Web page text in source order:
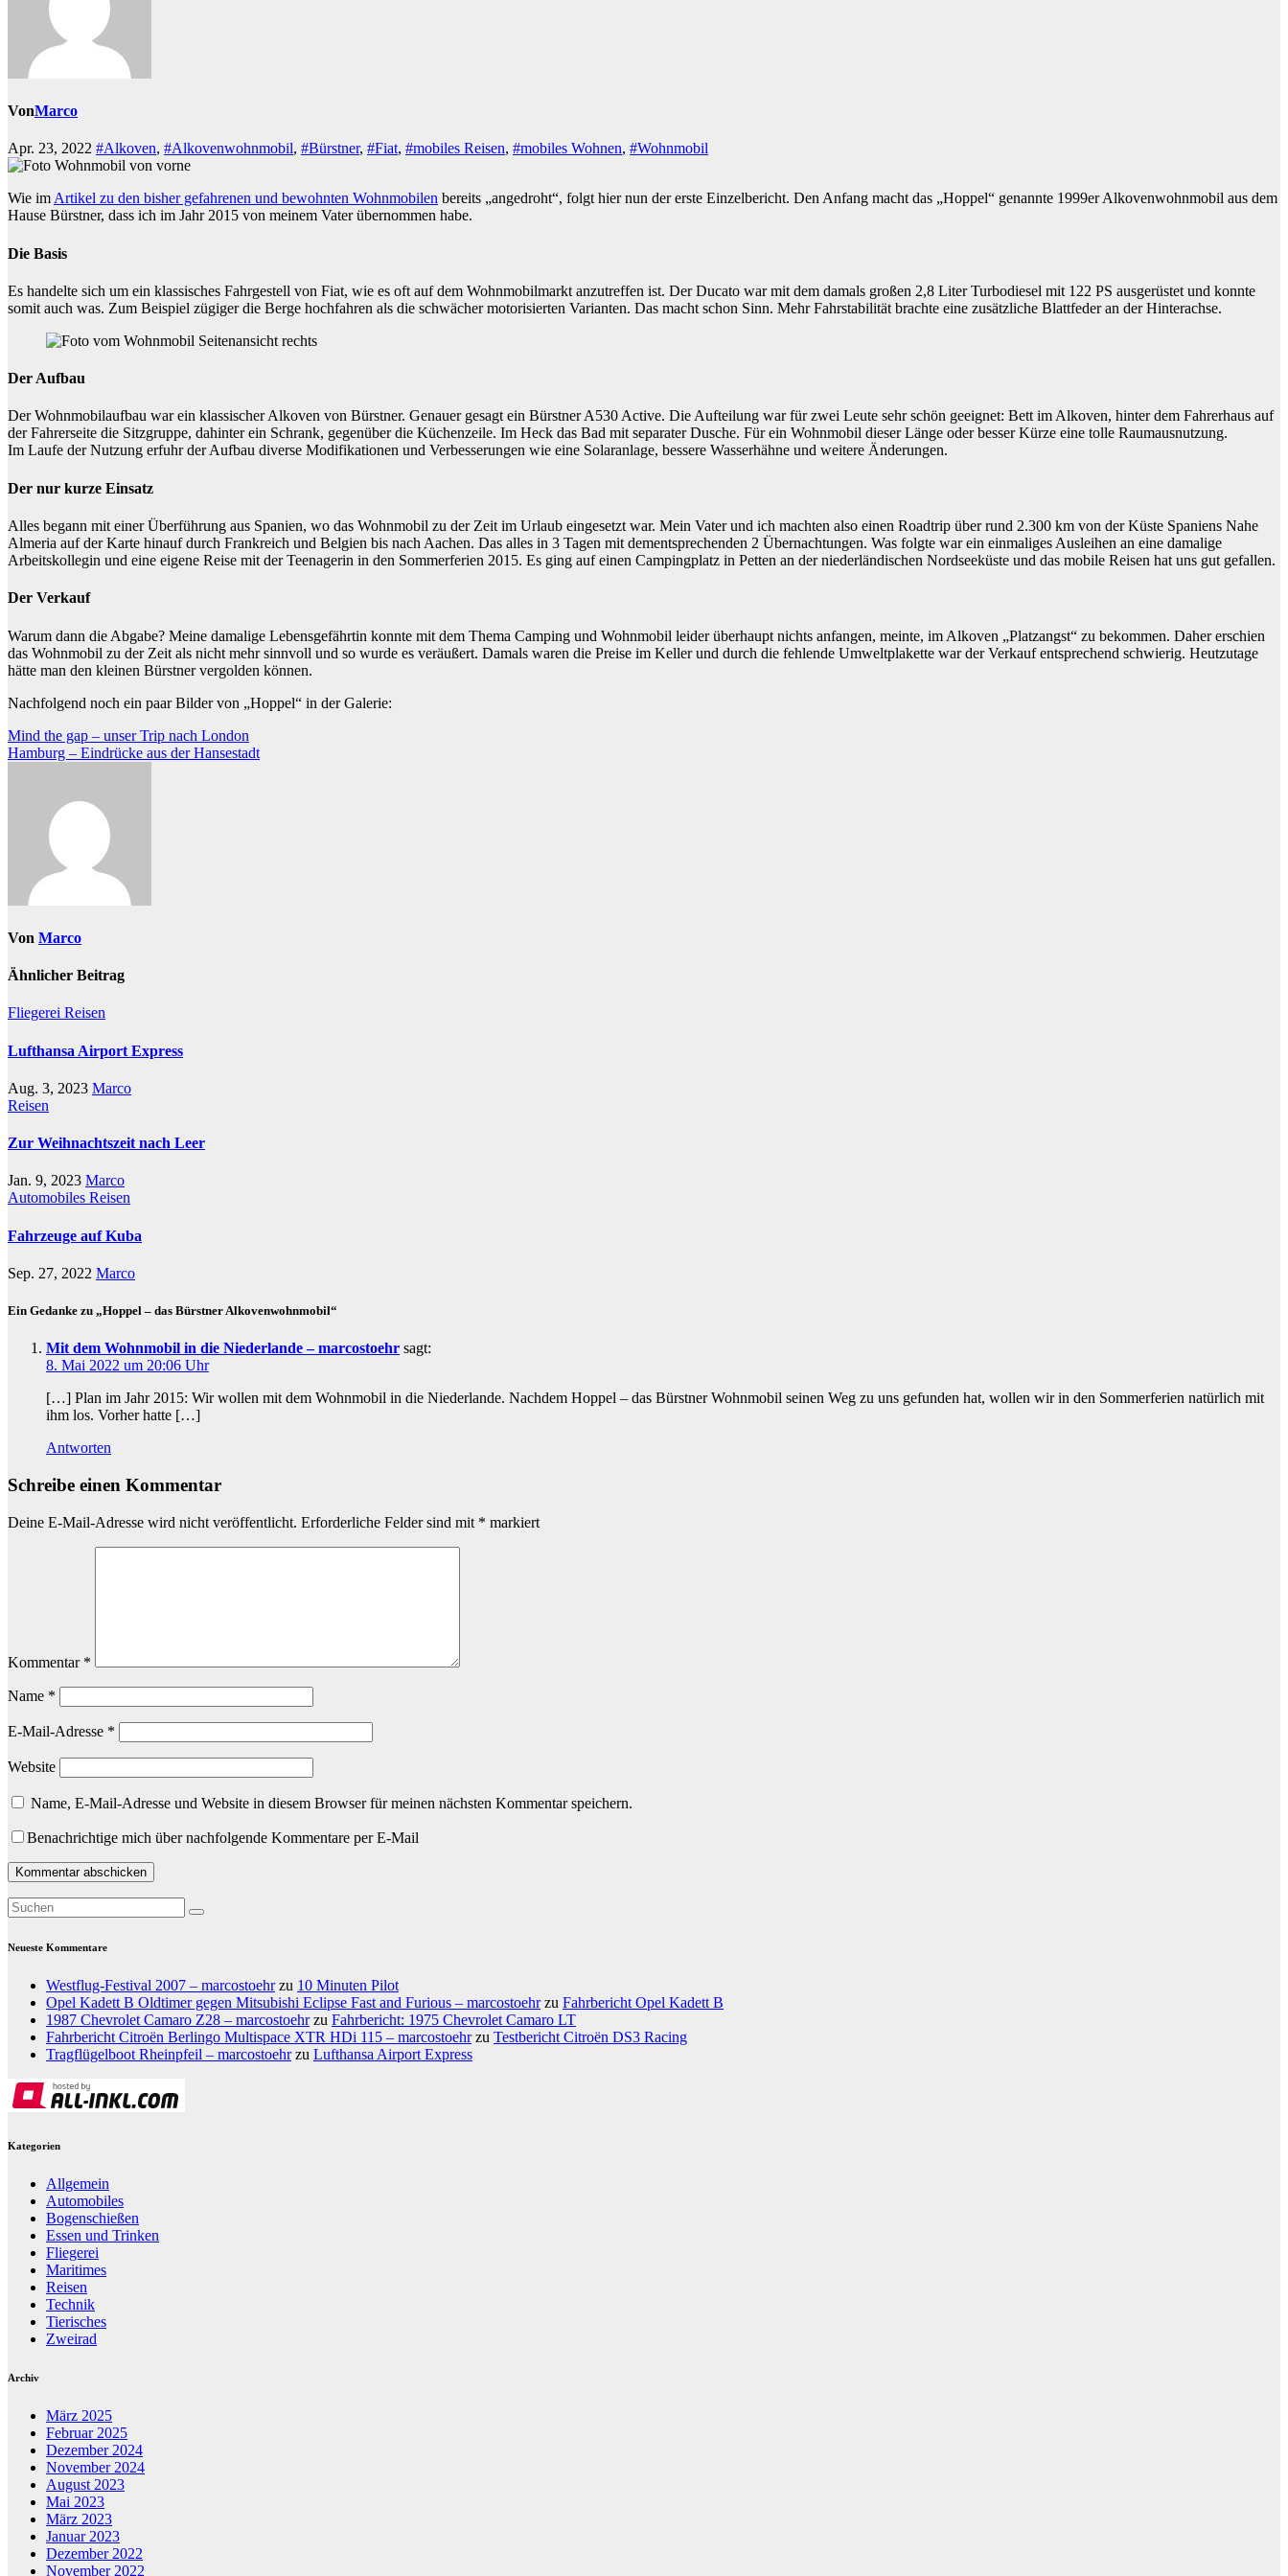
VonMarco
Apr. 23, 2022 #Alkoven, #Alkovenwohnmobil, #Bürstner, #Fiat, #mobiles Reisen, #mobiles Wohnen, #Wohnmobil
Wie imArtikel zu den bisher gefahrenen und bewohnten Wohnmobilen bereits „angedroht“, folgt hier nun der erste Einzelbericht. Den Anfang macht das „Hoppel“ genannte 1999er Alkovenwohnmobil aus dem
Hause Bürstner, dass ich im Jahr 2015 von meinem Vater übernommen habe.
Die Basis
Es handelte sich um ein klassisches Fahrgestell von Fiat, wie es oft auf dem Wohnmobilmarkt anzutreffen ist. Der Ducato war mit dem damals großen 2,8 Liter Turbodiesel mit 122 PS ausgerüstet und konnte
somit auch was. Zum Beispiel zügiger die Berge hochfahren als die schwächer motorisierten Varianten. Das macht schon Sinn. Mehr Fahrstabilität brachte eine zusätzliche Blattfeder an der Hinterachse.
Der Aufbau
Der Wohnmobilaufbau war ein klassischer Alkoven von Bürstner. Genauer gesagt ein Bürstner A530 Active. Die Aufteilung war für zwei Leute sehr schön geeignet: Bett im Alkoven, hinter dem Fahrerhaus auf
der Fahrerseite die Sitzgruppe, dahinter ein Schrank, gegenüber die Küchenzeile. Im Heck das Bad mit separater Dusche. Für ein Wohnmobil dieser Länge oder besser Kürze eine tolle Raumausnutzung.
Im Laufe der Nutzung erfuhr der Aufbau diverse Modifikationen und Verbesserungen wie eine Solaranlage, bessere Wasserhähne und weitere Änderungen.
Der nur kurze Einsatz
Alles begann mit einer Überführung aus Spanien, wo das Wohnmobil zu der Zeit im Urlaub eingesetzt war. Mein Vater und ich machten also einen Roadtrip über rund 2.300 km von der Küste Spaniens Nahe
Almeria auf der Karte hinauf durch Frankreich und Belgien bis nach Aachen. Das alles in 3 Tagen mit dementsprechenden 2 Übernachtungen. Was folgte war ein einmaliges Ausleihen an eine damalige
Arbeitskollegin und eine eigene Reise mit der Teenagerin in den Sommerferien 2015. Es ging auf einen Campingplatz in Petten an der niederländischen Nordseeküste und das mobile Reisen hat uns gut gefallen.
Der Verkauf
Warum dann die Abgabe? Meine damalige Lebensgefährtin konnte mit dem Thema Camping und Wohnmobil leider überhaupt nichts anfangen, meinte, im Alkoven „Platzangst“ zu bekommen. Daher erschien
das Wohnmobil zu der Zeit als nicht mehr sinnvoll und so wurde es veräußert. Damals waren die Preise im Keller und durch die fehlende Umweltplakette war der Verkauf entsprechend schwierig. Heutzutage
hätte man den kleinen Bürstner vergolden können.
Nachfolgend noch ein paar Bilder von „Hoppel“ in der Galerie:
Beitragsnavigation
Mind the gap – unser Trip nach London
Hamburg – Eindrücke aus der Hansestadt
Von Marco
Ähnlicher Beitrag
Fliegerei Reisen
Lufthansa Airport Express
Aug. 3, 2023 Marco
Reisen
Zur Weihnachtszeit nach Leer
Jan. 9, 2023 Marco
Automobiles Reisen
Fahrzeuge auf Kuba
Sep. 27, 2022 Marco
Ein Gedanke zu „Hoppel – das Bürstner Alkovenwohnmobil“
Mit dem Wohnmobil in die Niederlande – marcostoehr sagt:
8. Mai 2022 um 20:06 Uhr
[…] Plan im Jahr 2015: Wir wollen mit dem Wohnmobil in die Niederlande. Nachdem Hoppel – das Bürstner Wohnmobil seinen Weg zu uns gefunden hat, wollen wir in den Sommerferien natürlich mit
ihm los. Vorher hatte […]
Antworten
Schreibe einen Kommentar
Deine E-Mail-Adresse wird nicht veröffentlicht. Erforderliche Felder sind mit * markiert
Kommentar *
Name *
E-Mail-Adresse *
Website
Name, E-Mail-Adresse und Website in diesem Browser für meinen nächsten Kommentar speichern.
Benachrichtige mich über nachfolgende Kommentare per E-Mail
Neueste Kommentare
Westflug-Festival 2007 – marcostoehrzu 10 Minuten Pilot
Opel Kadett B Oldtimer gegen Mitsubishi Eclipse Fast and Furious – marcostoehrzu Fahrbericht Opel Kadett B
1987 Chevrolet Camaro Z28 – marcostoehrzu Fahrbericht: 1975 Chevrolet Camaro LT
Fahrbericht Citroën Berlingo Multispace XTR HDi 115 – marcostoehrzu Testbericht Citroën DS3 Racing
Tragflügelboot Rheinpfeil – marcostoehrzu Lufthansa Airport Express
Kategorien
Allgemein
Automobiles
Bogenschießen
Essen und Trinken
Fliegerei
Maritimes
Reisen
Technik
Tierisches
Zweirad
Archiv
März 2025
Februar 2025
Dezember 2024
November 2024
August 2023
Mai 2023
März 2023
Januar 2023
Dezember 2022
November 2022